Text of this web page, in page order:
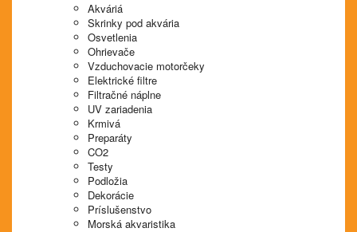
Akváriá
Skrinky pod akvária
Osvetlenia
Ohrievače
Vzduchovacie motorčeky
Elektrické filtre
Filtračné náplne
UV zariadenia
Krmivá
Preparáty
CO2
Testy
Podložia
Dekorácie
Príslušenstvo
Morská akvaristika